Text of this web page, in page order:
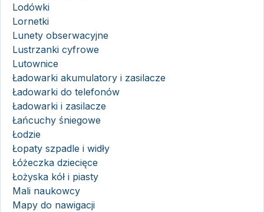
Lodówki
Lornetki
Lunety obserwacyjne
Lustrzanki cyfrowe
Lutownice
Ładowarki akumulatory i zasilacze
Ładowarki do telefonów
Ładowarki i zasilacze
Łańcuchy śniegowe
Łodzie
Łopaty szpadle i widły
Łóżeczka dziecięce
Łożyska kół i piasty
Mali naukowcy
Mapy do nawigacji